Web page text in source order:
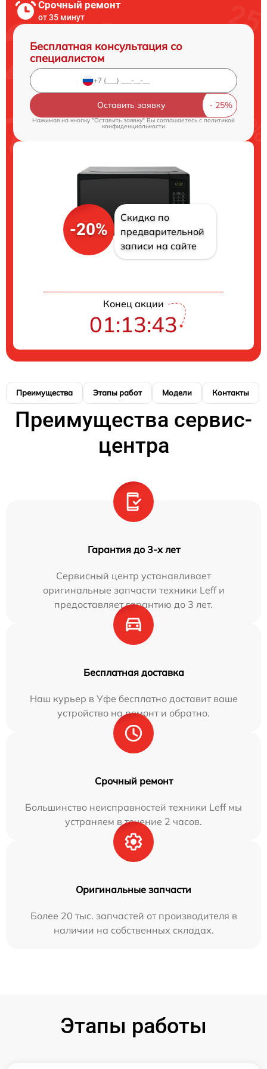
Срочный ремонт
от 35 минут
Бесплатная консультация со
специалистом
Оставить заявку
Нажимая на кнопку "Оставить заявку" Вы соглашаетесь cполитикой
конфиденциальности
-20%
Скидка по
предварительной
записи на сайте
Конец акции
01:13:42
Преимущества Этапы работ Модели Контакты
Преимущества сервис-
центра
Гарантия до 3-х лет
Сервисный центр устанавливает
оригинальные запчасти техники Leff и
предоставляет гарантию до 3 лет.
Бесплатная доставка
Наш курьер в Уфе бесплатно доставит ваше
устройство на ремонт и обратно.
Срочный ремонт
Большинство неисправностей техники Leff мы
устраняем в течение 2 часов.
Оригинальные запчасти
Более 20 тыс. запчастей от производителя в
наличии на собственных складах.
Этапы работы